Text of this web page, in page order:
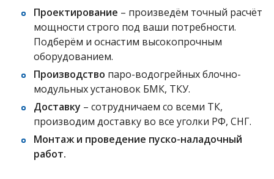
Проектирование – произведём точный расчёт
мощности строго под ваши потребности.
Подберём и оснастим высокопрочным
оборудованием.
Производство паро-водогрейных блочно-
модульных установок БМК, ТКУ.
Доставку – сотрудничаем со всеми ТК,
производим доставку во все уголки РФ, СНГ.
Монтаж и проведение пуско-наладочный
работ.